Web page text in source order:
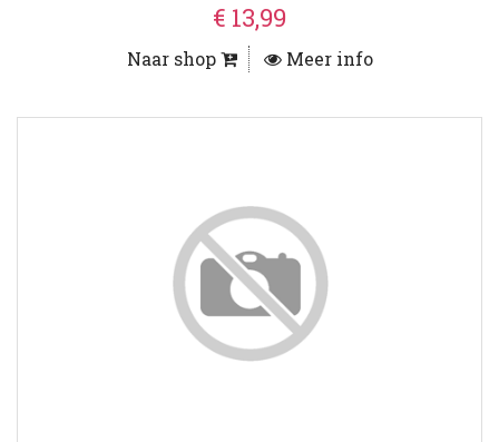
€ 13,99
Naar shop Meer info